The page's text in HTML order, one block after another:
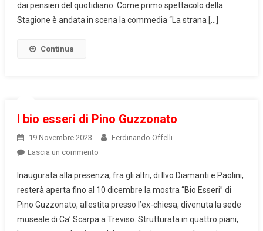
dai pensieri del quotidiano. Come primo spettacolo della
Stagione è andata in scena la commedia “La strana […]
Continua
I bio esseri di Pino Guzzonato
19 Novembre 2023
Ferdinando Offelli
Lascia un commentoon
bio
esseri
di
Pino
Inaugurata alla presenza, fra gli altri, di Ilvo Diamanti e Paolini,
resterà aperta fino al 10 dicembre la mostra “Bio Esseri” di
Pino Guzzonato, allestita presso l’ex-chiesa, divenuta la sede
museale di Ca’ Scarpa a Treviso. Strutturata in quattro piani,